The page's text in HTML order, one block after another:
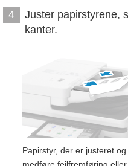
4
Juster papirstyrene,
kanter.
Papirstyr, der er justeret
medføre fejlfremføring eller